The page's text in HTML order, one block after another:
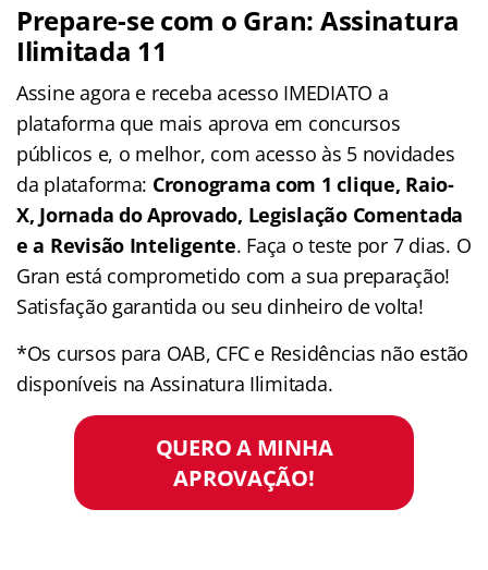
Prepare-se com o Gran: Assinatura
Ilimitada 11
Assine agora e receba acesso IMEDIATO a
plataforma que mais aprova em concursos
públicos e, o melhor, com acesso às 5 novidades
da plataforma: Cronograma com 1 clique, Raio-
X, Jornada do Aprovado, Legislação Comentada
e a Revisão Inteligente. Faça o teste por 7 dias. O
Gran está comprometido com a sua preparação!
Satisfação garantida ou seu dinheiro de volta!
*Os cursos para OAB, CFC e Residências não estão
disponíveis na Assinatura Ilimitada.
QUERO A MINHA
APROVAÇÃO!